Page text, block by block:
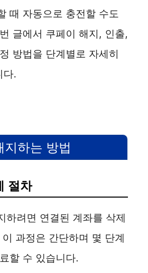
때 자동으로 충전할 수도
글에서 쿠페이 해지, 인출,
방법을 단계별로 자세히
다.
지하는 방법
절차
하려면 연결된 계좌를 삭제
과정은 간단하며 몇 단계
할 수 있습니다.